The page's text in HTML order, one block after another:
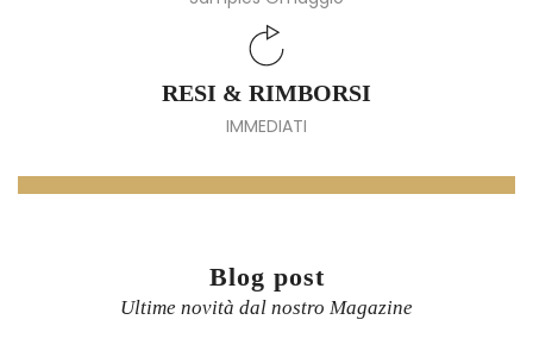
RESI & RIMBORSI
IMMEDIATI
Blog post
Ultime novità dal nostro Magazine